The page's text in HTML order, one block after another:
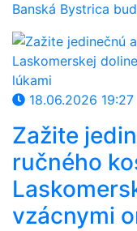
Banská Bystrica
18.06.2026 19:27
Zažite
ručného
vzácnymi